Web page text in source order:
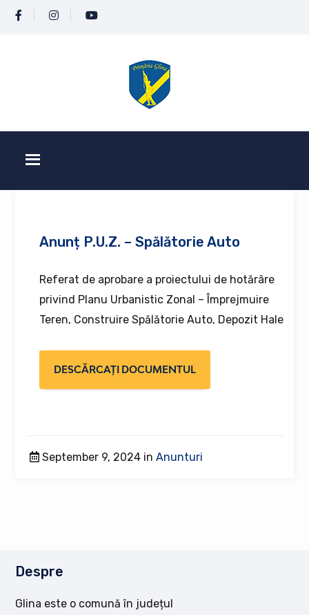
Anunț P.U.Z. – Spălătorie Auto
Referat de aprobare a proiectului de hotărâre
privind Planu Urbanistic Zonal – Împrejmuire
Teren, Construire Spălătorie Auto, Depozit Hale
DESCĂRCAȚI DOCUMENTUL
September 9, 2024 inAnunturi
Despre
Glina este o comună în județul